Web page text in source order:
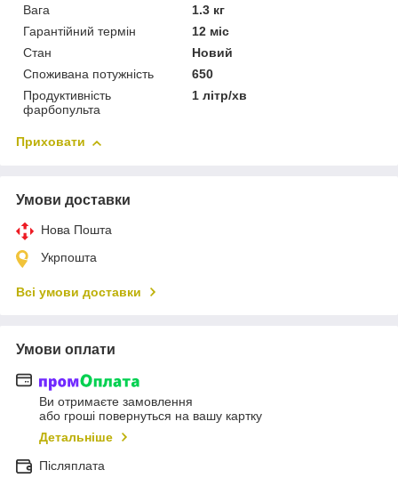
Вага
1.3 кг
Гарантійний термін
12 міс
Стан
Новий
Споживана потужність
650
Продуктивність
фарбопульта
1 літр/хв
Приховати
Умови доставки
Нова Пошта
Укрпошта
Всі умови доставки
Умови оплати
Ви отримаєте замовлення
або гроші повернуться на вашу картку
Детальніше
Післяплата